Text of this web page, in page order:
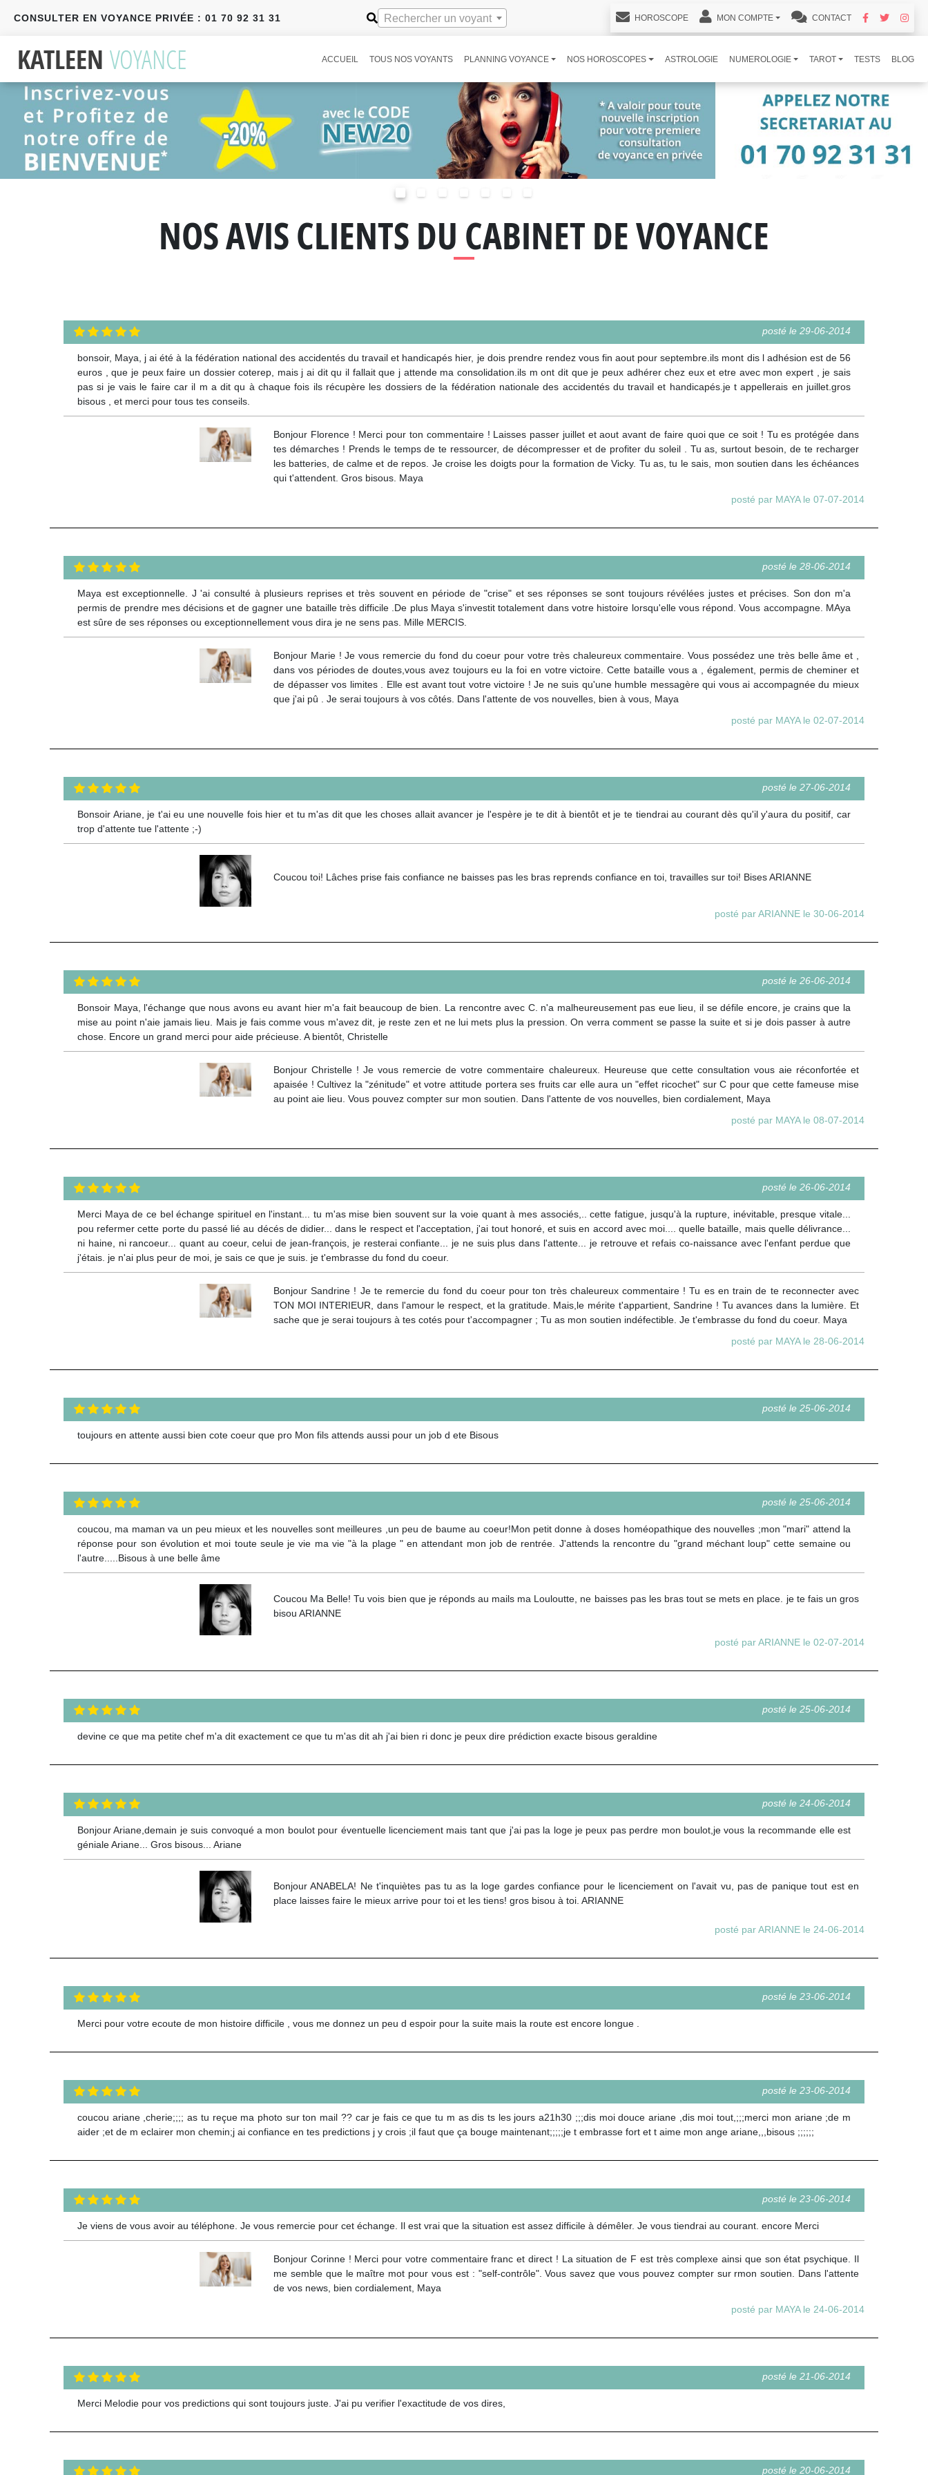
CONSULTER EN VOYANCE PRIVÉE : 01 70 92 31 31 Rechercher un voyant HOROSCOPE MON COMPTE CONTACT
ACCUEIL TOUS NOS VOYANTS PLANNING VOYANCE NOS HOROSCOPES ASTROLOGIE NUMEROLOGIE TAROT TESTS BLOG
NOS AVIS CLIENTS DU CABINET DE VOYANCE
posté le 29-06-2014
bonsoir, Maya, j ai été à la fédération national des accidentés du travail et handicapés hier, je dois prendre rendez vous fin aout pour septembre.ils mont dis l adhésion est de 56
euros , que je peux faire un dossier coterep, mais j ai dit qu il fallait que j attende ma consolidation.ils m ont dit que je peux adhérer chez eux et etre avec mon expert , je sais
pas si je vais le faire car il m a dit qu à chaque fois ils récupère les dossiers de la fédération nationale des accidentés du travail et handicapés.je t appellerais en juillet.gros
bisous , et merci pour tous tes conseils.
Bonjour Florence ! Merci pour ton commentaire ! Laisses passer juillet et aout avant de faire quoi que ce soit ! Tu es protégée dans
tes démarches ! Prends le temps de te ressourcer, de décompresser et de profiter du soleil . Tu as, surtout besoin, de te recharger
les batteries, de calme et de repos. Je croise les doigts pour la formation de Vicky. Tu as, tu le sais, mon soutien dans les échéances
qui t'attendent. Gros bisous. Maya
posté par MAYA le 07-07-2014
posté le 28-06-2014
Maya est exceptionnelle. J 'ai consulté à plusieurs reprises et très souvent en période de "crise" et ses réponses se sont toujours révélées justes et précises. Son don m'a
permis de prendre mes décisions et de gagner une bataille très difficile .De plus Maya s'investit totalement dans votre histoire lorsqu'elle vous répond. Vous accompagne. MAya
est sûre de ses réponses ou exceptionnellement vous dira je ne sens pas. Mille MERCIS.
Bonjour Marie ! Je vous remercie du fond du coeur pour votre très chaleureux commentaire. Vous possédez une très belle âme et ,
dans vos périodes de doutes,vous avez toujours eu la foi en votre victoire. Cette bataille vous a , également, permis de cheminer et
de dépasser vos limites . Elle est avant tout votre victoire ! Je ne suis qu'une humble messagère qui vous ai accompagnée du mieux
que j'ai pû . Je serai toujours à vos côtés. Dans l'attente de vos nouvelles, bien à vous, Maya
posté par MAYA le 02-07-2014
posté le 27-06-2014
Bonsoir Ariane, je t'ai eu une nouvelle fois hier et tu m'as dit que les choses allait avancer je l'espère je te dit à bientôt et je te tiendrai au courant dès qu'il y'aura du positif, car
trop d'attente tue l'attente ;-)
Coucou toi! Lâches prise fais confiance ne baisses pas les bras reprends confiance en toi, travailles sur toi! Bises ARIANNE
posté par ARIANNE le 30-06-2014
posté le 26-06-2014
Bonsoir Maya, l'échange que nous avons eu avant hier m'a fait beaucoup de bien. La rencontre avec C. n'a malheureusement pas eue lieu, il se défile encore, je crains que la
mise au point n'aie jamais lieu. Mais je fais comme vous m'avez dit, je reste zen et ne lui mets plus la pression. On verra comment se passe la suite et si je dois passer à autre
chose. Encore un grand merci pour aide précieuse. A bientôt, Christelle
Bonjour Christelle ! Je vous remercie de votre commentaire chaleureux. Heureuse que cette consultation vous aie réconfortée et
apaisée ! Cultivez la "zénitude" et votre attitude portera ses fruits car elle aura un "effet ricochet" sur C pour que cette fameuse mise
au point aie lieu. Vous pouvez compter sur mon soutien. Dans l'attente de vos nouvelles, bien cordialement, Maya
posté par MAYA le 08-07-2014
posté le 26-06-2014
Merci Maya de ce bel échange spirituel en l'instant... tu m'as mise bien souvent sur la voie quant à mes associés,.. cette fatigue, jusqu'à la rupture, inévitable, presque vitale...
pou refermer cette porte du passé lié au décés de didier... dans le respect et l'acceptation, j'ai tout honoré, et suis en accord avec moi.... quelle bataille, mais quelle délivrance...
ni haine, ni rancoeur... quant au coeur, celui de jean-françois, je resterai confiante... je ne suis plus dans l'attente... je retrouve et refais co-naissance avec l'enfant perdue que
j'étais. je n'ai plus peur de moi, je sais ce que je suis. je t'embrasse du fond du coeur.
Bonjour Sandrine ! Je te remercie du fond du coeur pour ton très chaleureux commentaire ! Tu es en train de te reconnecter avec
TON MOI INTERIEUR, dans l'amour le respect, et la gratitude. Mais,le mérite t'appartient, Sandrine ! Tu avances dans la lumière. Et
sache que je serai toujours à tes cotés pour t'accompagner ; Tu as mon soutien indéfectible. Je t'embrasse du fond du coeur. Maya
posté par MAYA le 28-06-2014
posté le 25-06-2014
toujours en attente aussi bien cote coeur que pro Mon fils attends aussi pour un job d ete Bisous
posté le 25-06-2014
coucou, ma maman va un peu mieux et les nouvelles sont meilleures ,un peu de baume au coeur!Mon petit donne à doses homéopathique des nouvelles ;mon "mari" attend la
réponse pour son évolution et moi toute seule je vie ma vie "à la plage " en attendant mon job de rentrée. J'attends la rencontre du "grand méchant loup" cette semaine ou
l'autre.....Bisous à une belle âme
Coucou Ma Belle! Tu vois bien que je réponds au mails ma Louloutte, ne baisses pas les bras tout se mets en place. je te fais un gros
bisou ARIANNE
posté par ARIANNE le 02-07-2014
posté le 25-06-2014
devine ce que ma petite chef m'a dit exactement ce que tu m'as dit ah j'ai bien ri donc je peux dire prédiction exacte bisous geraldine
posté le 24-06-2014
Bonjour Ariane,demain je suis convoqué a mon boulot pour éventuelle licenciement mais tant que j'ai pas la loge je peux pas perdre mon boulot,je vous la recommande elle est
géniale Ariane... Gros bisous... Ariane
Bonjour ANABELA! Ne t'inquiètes pas tu as la loge gardes confiance pour le licenciement on l'avait vu, pas de panique tout est en
place laisses faire le mieux arrive pour toi et les tiens! gros bisou à toi. ARIANNE
posté par ARIANNE le 24-06-2014
posté le 23-06-2014
Merci pour votre ecoute de mon histoire difficile , vous me donnez un peu d espoir pour la suite mais la route est encore longue .
posté le 23-06-2014
coucou ariane ,cherie;;;; as tu reçue ma photo sur ton mail ?? car je fais ce que tu m as dis ts les jours a21h30 ;;;dis moi douce ariane ,dis moi tout,;;;merci mon ariane ;de m
aider ;et de m eclairer mon chemin;j ai confiance en tes predictions j y crois ;il faut que ça bouge maintenant;;;;;je t embrasse fort et t aime mon ange ariane,,,bisous ;;;;;;
posté le 23-06-2014
Je viens de vous avoir au téléphone. Je vous remercie pour cet échange. Il est vrai que la situation est assez difficile à démêler. Je vous tiendrai au courant. encore Merci
Bonjour Corinne ! Merci pour votre commentaire franc et direct ! La situation de F est très complexe ainsi que son état psychique. Il
me semble que le maître mot pour vous est : "self-contrôle". Vous savez que vous pouvez compter sur rmon soutien. Dans l'attente
de vos news, bien cordialement, Maya
posté par MAYA le 24-06-2014
posté le 21-06-2014
Merci Melodie pour vos predictions qui sont toujours juste. J'ai pu verifier l'exactitude de vos dires,
posté le 20-06-2014